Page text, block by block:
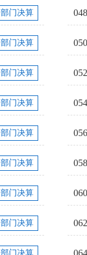
部门决算 048
部门决算 050
部门决算 052
部门决算 054
部门决算 056
部门决算 058
部门决算 060
部门决算 062
部门决算 064